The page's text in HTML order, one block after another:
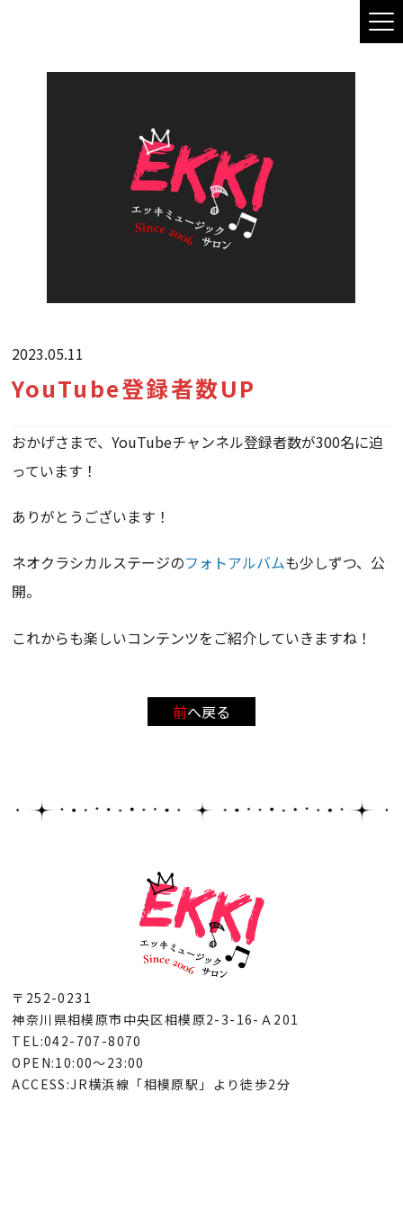
2023.05.11
YouTube登録者数UP
おかげさまで、YouTubeチャンネル登録者数が300名に迫
っています！
ありがとうございます！
ネオクラシカルステージのフォトアルバムも少しずつ、公
開。
これからも楽しいコンテンツをご紹介していきますね！
前へ戻る
〒252-0231
神奈川県相模原市中央区相模原2-3-16-Ａ201
TEL:042-707-8070
OPEN:10:00～23:00
ACCESS:JR横浜線「相模原駅」より徒歩2分